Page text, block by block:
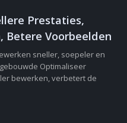
Prestaties,
Betere Voorbeelden
sneller, soepeler en
Optimaliseer
bewerken, verbetert de